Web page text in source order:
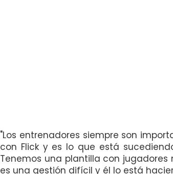
"Los entrenadores siempre son
con Flick y es lo que está
Tenemos una plantilla con jugadores
es una gestión difícil y él lo está